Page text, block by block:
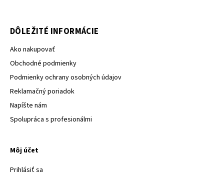
DÔLEŽITÉ INFORMÁCIE
Ako nakupovať
Obchodné podmienky
Podmienky ochrany osobných údajov
Reklamačný poriadok
Napíšte nám
Spolupráca s profesionálmi
Môj účet
Prihlásiť sa